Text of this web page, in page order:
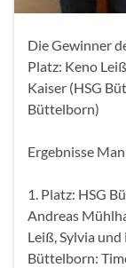
Die Gewinner
Platz: Keno
Kaiser (HSG
Büttelborn)
Ergebnisse
1. Platz: HSG
Andreas
Leiß, Sylvia
Büttelborn: